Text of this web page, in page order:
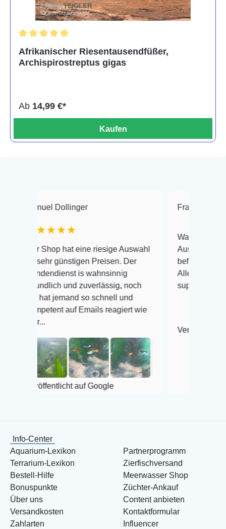
Afrikanischer Riesentausendfüßer,
Archispirostreptus gigas
Ab 14,99 €*
Kaufen
Dollinger
hat eine riesige Auswahl
günstigen Preisen. Der
is wahnsinnig
und zuverlässig, noch
jemand so schnell und
auf Emails reagiert wie
auf Google
Frank Hackmayer
Warenanlieferung Top
Auswahl plus
befinden der Fische
Alles ist quick lebendig
super Zustand. Gerne
Veröffentlicht auf Google
Info-Center
Aquarium-Lexikon
Terrarium-Lexikon
Bestell-Hilfe
Bonuspunkte
Über uns
Versandkosten
Zahlarten
Partnerprogramm
Zierfischversand
Meerwasser Shop
Züchter-Ankauf
Content anbieten
Kontaktformular
Influencer